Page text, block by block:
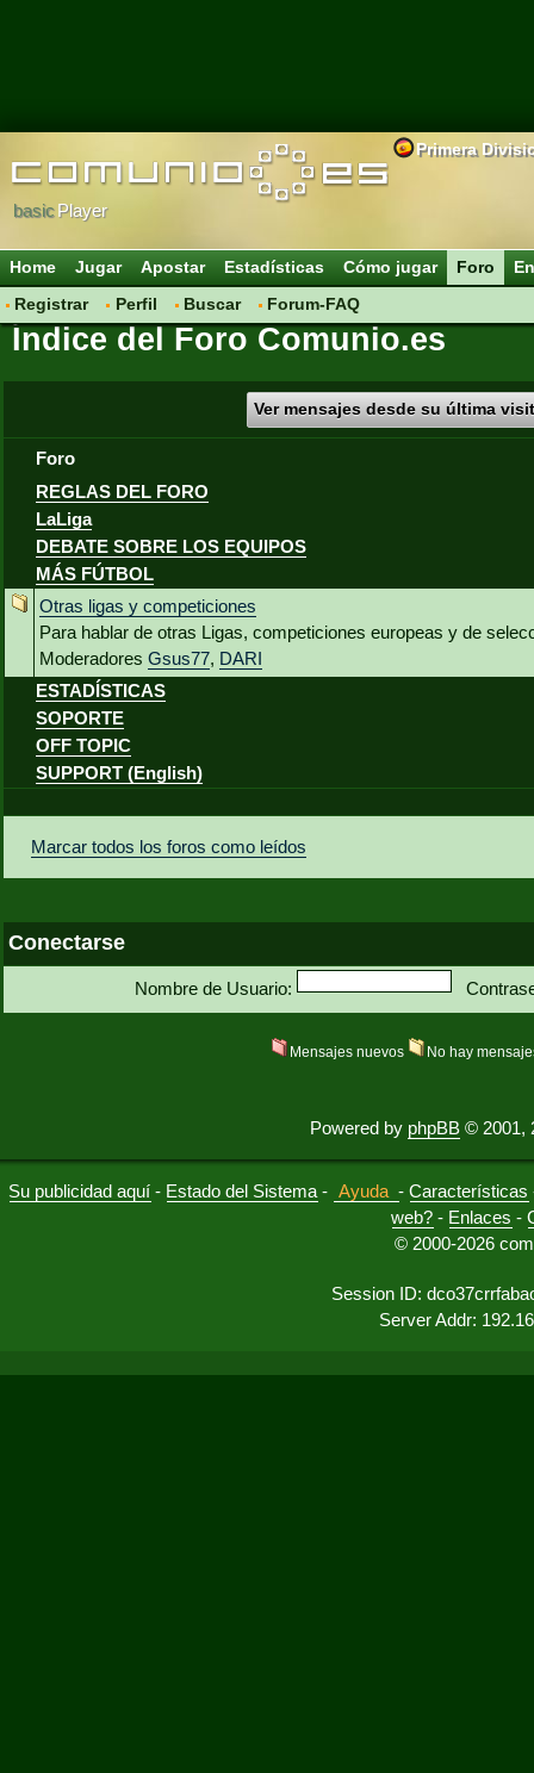
Primera
basicPlayer
Home Jugar Apostar Estadísticas Cómo jugar
Foro
Registrar
Perfil Buscar Forum-FAQ
Índice del Foro Comunio.es
Ver mensajes desde su última
Foro
REGLAS DEL FORO
LaLiga
DEBATE SOBRE LOS EQUIPOS
MÁS FÚTBOL
Otras ligas y competiciones
Para hablar de otras Ligas, competiciones europeas y de
Moderadores Gsus77, DARI
ESTADÍSTICAS
SOPORTE
OFF TOPIC
SUPPORT (English)
Marcar todos los foros como leídos
Conectarse
Nombre de Usuario:
Mensajes nuevos No hay
Powered by phpBB © 2001,
Su publicidad aquí - Estado del Sistema - Ayuda -Características
web? - Enlaces -
© 2000-2026
Session ID:
Server Addr: